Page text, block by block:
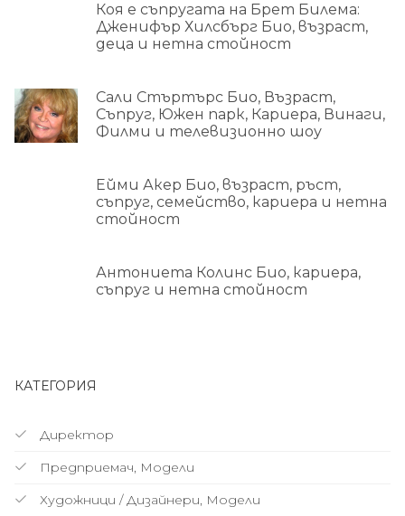
Коя е съпругата на Брет Билема:
Дженифър Хилсбърг Био, възраст,
деца и нетна стойност
Сали Стъртърс Био, Възраст,
Съпруг, Южен парк, Кариера, Винаги,
Филми и телевизионно шоу
Ейми Акер Био, възраст, ръст,
съпруг, семейство, кариера и нетна
стойност
Антониета Колинс Био, кариера,
съпруг и нетна стойност
КАТЕГОРИЯ
Директор
Предприемач, Модели
Художници / Дизайнери, Модели